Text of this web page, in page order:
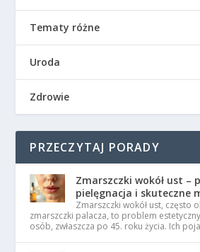
Tematy różne
Uroda
Zdrowie
PRZECZYTAJ PORADY
Zmarszczki wokół ust –
pielęgnacja i skuteczne
Zmarszczki wokół ust, często
zmarszczki palacza, to problem
osób, zwłaszcza po 45. roku życia. Ich